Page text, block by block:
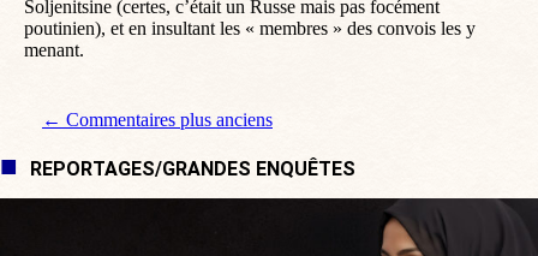
Soljenitsine (certes, c’était un Russe mais pas focément
poutinien), et en insultant les « membres » des convois les y
menant.
Navigation de commentaire
← Commentaires plus anciens
REPORTAGES/GRANDES ENQUÊTES